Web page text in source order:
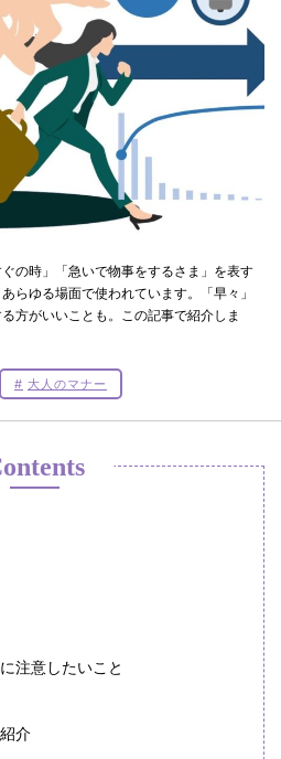
の時」「急いで物事をするさま」を表す
らゆる場面で使われています。「早々」
方がいいことも。この記事で紹介しま
大人のマナー
注意したいこと
介